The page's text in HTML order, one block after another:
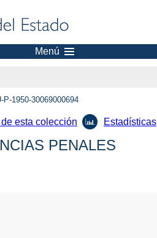
Menú
P-1950-30069000694
esta colección Estadísticas
PENALES